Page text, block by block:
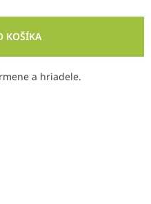
KOŠÍKA
a hriadele.